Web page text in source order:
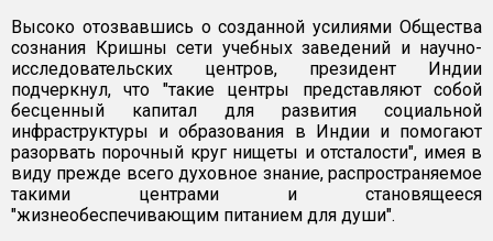
Высоко отозвавшись о созданной усилиями Общества
сознания Кришны сети учебных заведений и научно-
исследовательских центров, президент Индии
подчеркнул, что "такие центры представляют собой
бесценный капитал для развития социальной
инфраструктуры и образования в Индии и помогают
разорвать порочный круг нищеты и отсталости", имея в
виду прежде всего духовное знание, распространяемое
такими центрами и становящееся
"жизнеобеспечивающим питанием для души".